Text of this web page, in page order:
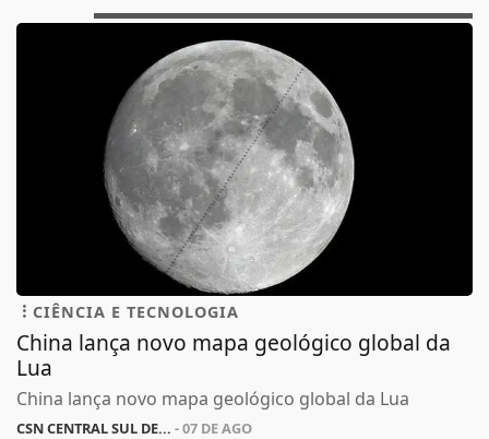
CIÊNCIA E TECNOLOGIA
China lança novo mapa geológico global da
Lua
China lança novo mapa geológico global da Lua
CSN CENTRAL SUL DE... - 07 DE AGO